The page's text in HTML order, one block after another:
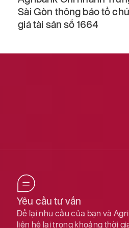
Sài Gòn thông báo tổ
giá tài sản số 1664
Yêu cầu tư vấn
Để lại nhu cầu của bạn và
liên hệ lại trong khoảng thời